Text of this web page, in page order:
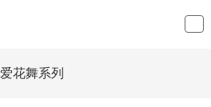
爱花舞系列